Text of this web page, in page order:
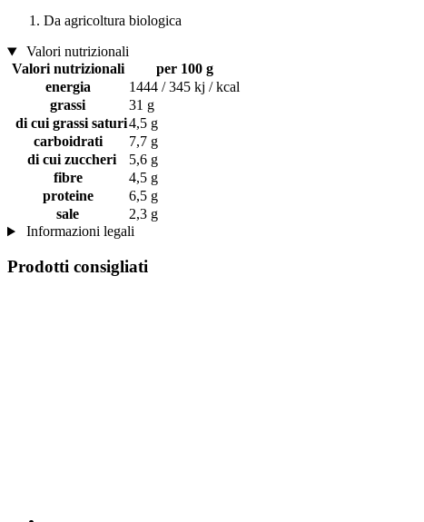
Da agricoltura biologica
Valori nutrizionali
Valori nutrizionali
per 100 g
energia
1444 / 345 kj / kcal
grassi
31 g
di cui grassi saturi4,5 g
carboidrati
7,7 g
di cui zuccheri
5,6 g
fibre
4,5 g
proteine
6,5 g
sale
2,3 g
Informazioni legali
Prodotti consigliati